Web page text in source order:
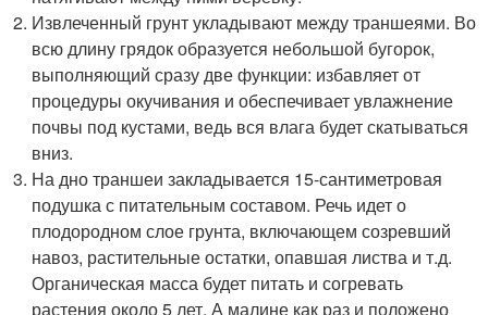
Извлеченный грунт укладывают между траншеями. Во
всю длину грядок образуется небольшой бугорок,
выполняющий сразу две функции: избавляет от
процедуры окучивания и обеспечивает увлажнение
почвы под кустами, ведь вся влага будет скатываться
вниз.
На дно траншеи закладывается 15-сантиметровая
подушка с питательным составом. Речь идет о
плодородном слое грунта, включающем созревший
навоз, растительные остатки, опавшая листва и т.д.
Органическая масса будет питать и согревать
растения около 5 лет. А малине как раз и положено